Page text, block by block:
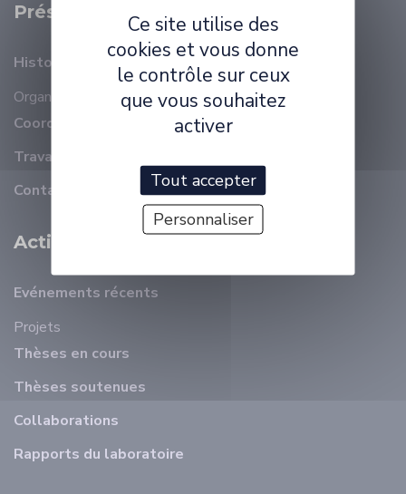
Présentation
Histoire
Organisation
Membres
Coordonnées
Travailler à ELLIADD
Contact
Activité Scientifique
Evénements récents
Projets
Thèses en cours
Thèses soutenues
Collaborations
Rapports du laboratoire
Ce site utilise des
cookies et vous donne
le contrôle sur ceux
que vous souhaitez
activer
Tout accepter
Personnaliser